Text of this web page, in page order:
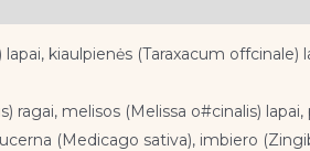
kiaulpienės (Taraxacum
ragai, melisos (Melissa o#cinalis)
(Medicago sativa), imbiero